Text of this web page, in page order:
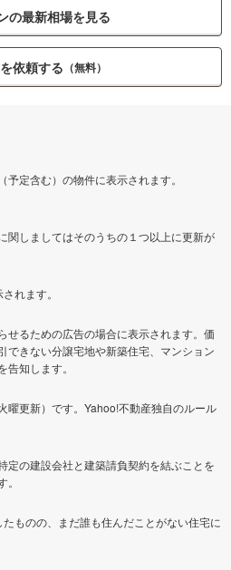
の最新相場を見る
依頼する （無料）
定含む）の物件に表示されます。
関しましてはそのうちの１つ以上に更新が
れます。
せるための広告の場合に表示されます。価
できない分譲宅地や新築住宅、マンション
知します。
曜更新）です。Yahoo!不動産独自のルール
定の建設会社と建築請負契約を結ぶことを
ものの、まだ誰も住んだことがない住宅に